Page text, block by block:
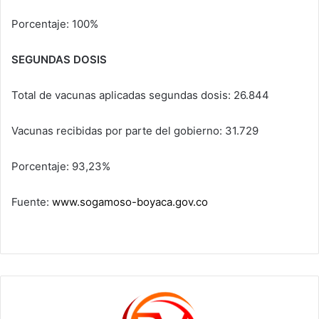
Porcentaje: 100%
SEGUNDAS DOSIS
Total de vacunas aplicadas segundas dosis: 26.844
Vacunas recibidas por parte del gobierno: 31.729
Porcentaje: 93,23%
Fuente: www.sogamoso-boyaca.gov.co